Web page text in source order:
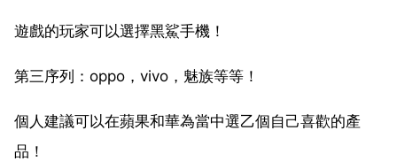
遊戲的玩家可以選擇黑鯊手機！
第三序列：oppo，vivo，魅族等等！
個人建議可以在蘋果和華為當中選乙個自己喜歡的產
品！